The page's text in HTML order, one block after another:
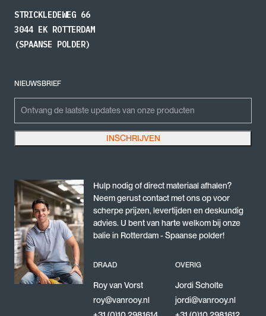
STRICKLEDEWEG 66
3044 EK ROTTERDAM
(SPAANSE POLDER)
NIEUWSBRIEF
Phone
Dit veld is bedoeld voor validatiedoeleinden en moet niet worden gewijzigd.
INSCHRIJVEN
Hulp nodig of direct materiaal afhalen?
Neem gerust contact met ons op voor
scherpe prijzen, levertijden en deskundig
advies. U bent van harte welkom bij onze
balie in Rotterdam - Spaanse polder!
DRAAD
Roy van Vorst
roy@vanrooy.nl
OVERIG
Jordi Scholte
jordi@vanrooy.nl